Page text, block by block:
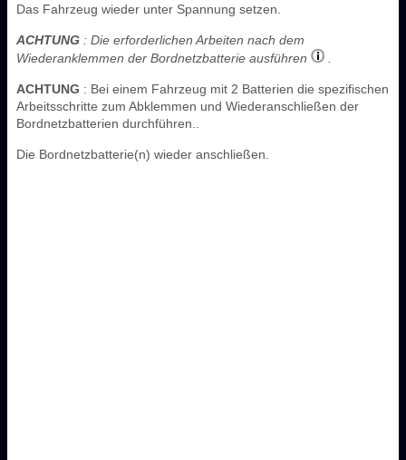
Das Fahrzeug wieder unter Spannung setzen.
ACHTUNG : Die erforderlichen Arbeiten nach dem
Wiederanklemmen der Bordnetzbatterie ausführen
ACHTUNG : Bei einem Fahrzeug mit 2 Batterien die spezifischen
Arbeitsschritte zum Abklemmen und Wiederanschließen der
Bordnetzbatterien durchführen..
Die Bordnetzbatterie(n) wieder anschließen.